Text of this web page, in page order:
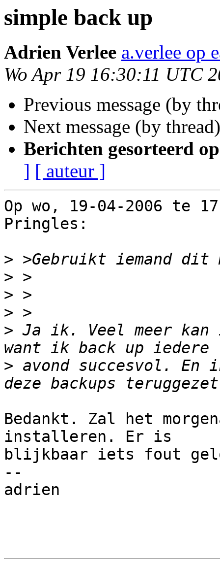
simple back up
Adrien Verlee a.verlee op
Wo Apr 19 16:30:11 UTC
Previous message (by
Next message (by
Berichten gesorteerd
] [ auteur ]
Op wo, 19-04-2006 te
Pringles:
>
>
>
>
> Ja ik. Veel meer
> avond succesvol. En
Bedankt. Zal het
installeren. Er is
blijkbaar iets fout
--
adrien